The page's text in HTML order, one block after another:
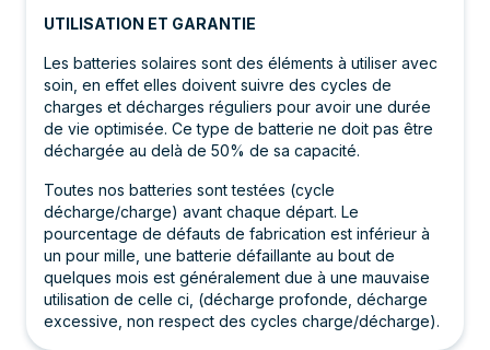
UTILISATION ET GARANTIE
Les batteries solaires sont des éléments à utiliser avec
soin, en effet elles doivent suivre des cycles de
charges et décharges réguliers pour avoir une durée
de vie optimisée. Ce type de batterie ne doit pas être
déchargée au delà de 50% de sa capacité.
Toutes nos batteries sont testées (cycle
décharge/charge) avant chaque départ. Le
pourcentage de défauts de fabrication est inférieur à
un pour mille, une batterie défaillante au bout de
quelques mois est généralement due à une mauvaise
utilisation de celle ci, (décharge profonde, décharge
excessive, non respect des cycles charge/décharge).